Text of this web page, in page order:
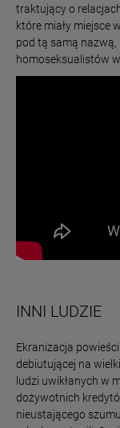
traktujący o
które miały miejsce
pod tą samą nazwą,
homoseksualistów
INNI LUDZIE
Ekranizacja
debiutującej na
ludzi uwikłanych w
dożywotnich
nieustającego